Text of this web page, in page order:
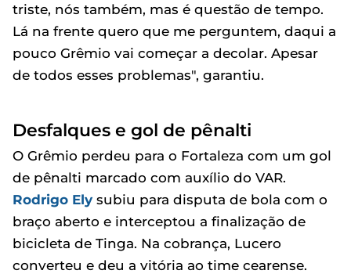
triste, nós também, mas é questão de tempo.
Lá na frente quero que me perguntem, daqui a
pouco Grêmio vai começar a decolar. Apesar
de todos esses problemas", garantiu.
Desfalques e gol de pênalti
O Grêmio perdeu para o Fortaleza com um gol
de pênalti marcado com auxílio do VAR.
Rodrigo Ely subiu para disputa de bola com o
braço aberto e interceptou a finalização de
bicicleta de Tinga. Na cobrança, Lucero
converteu e deu a vitória ao time cearense.